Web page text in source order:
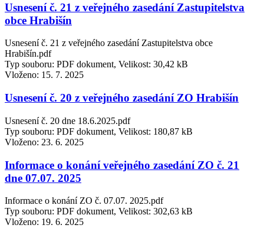
Usnesení č. 21 z veřejného zasedání Zastupitelstva
obce Hrabišín
Usnesení č. 21 z veřejného zasedání Zastupitelstva obce
Hrabišín.pdf
Typ souboru: PDF dokument, Velikost: 30,42 kB
Vloženo: 15. 7. 2025
Usnesení č. 20 z veřejného zasedání ZO Hrabišín
Usnesení č. 20 dne 18.6.2025.pdf
Typ souboru: PDF dokument, Velikost: 180,87 kB
Vloženo: 23. 6. 2025
Informace o konání veřejného zasedání ZO č. 21
dne 07.07. 2025
Informace o konání ZO č. 07.07. 2025.pdf
Typ souboru: PDF dokument, Velikost: 302,63 kB
Vloženo: 19. 6. 2025